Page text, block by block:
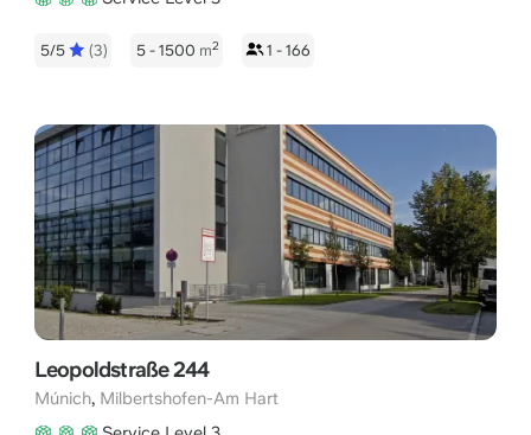
5/5 (3) 5 - 1500 m2 1 - 166
Leopoldstraße 244
Múnich, Milbertshofen-Am Hart